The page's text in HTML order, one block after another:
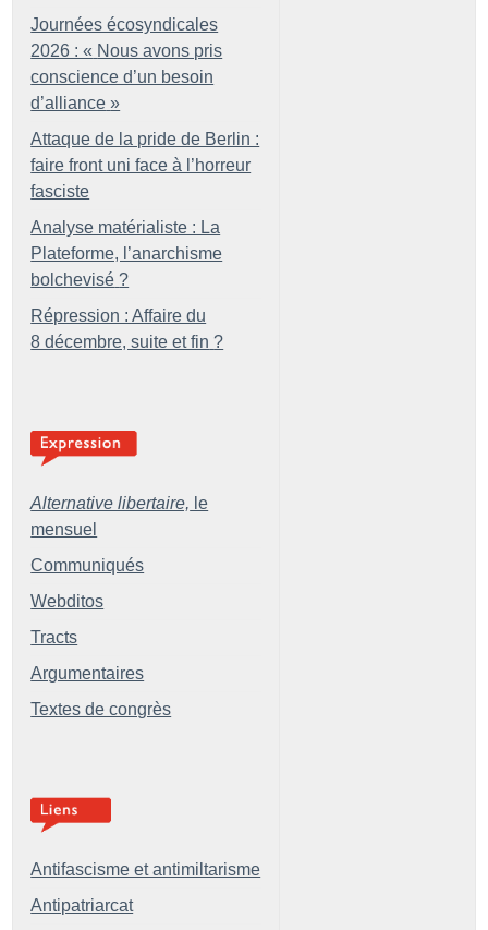
Journées écosyndicales
2026 : « Nous avons pris
conscience d’un besoin
d’alliance »
Attaque de la pride de Berlin :
faire front uni face à l’horreur
fasciste
Analyse matérialiste : La
Plateforme, l’anarchisme
bolchevisé ?
Répression : Affaire du
8 décembre, suite et fin ?
Alternative libertaire, le
mensuel
Communiqués
Webditos
Tracts
Argumentaires
Textes de congrès
Antifascisme et antimiltarisme
Antipatriarcat